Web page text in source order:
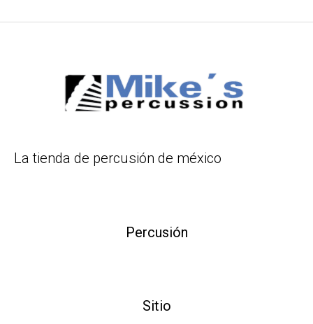
La tienda de percusión de méxico
Percusión
Sitio